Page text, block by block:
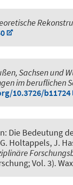
Sachsen und
im beruflichen
10.3726/b11724
Die Bedeutung
Holtappels, J.
Vol. 3).